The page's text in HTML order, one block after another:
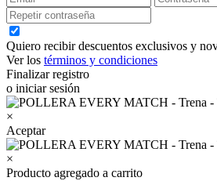
Quiero recibir descuentos exclusivos y
Ver los términos y condiciones
Finalizar registro
o iniciar sesión
×
Aceptar
×
Producto agregado a carrito